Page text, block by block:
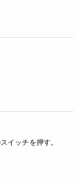
イッチを押す。